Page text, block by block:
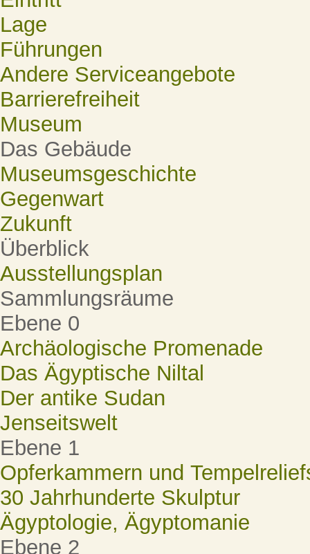
Lage
Führungen
Andere Serviceangebote
Barrierefreiheit
Museum
Das Gebäude
Museumsgeschichte
Gegenwart
Zukunft
Überblick
Ausstellungsplan
Sammlungsräume
Ebene 0
Archäologische Promenade
Das Ägyptische Niltal
Der antike Sudan
Jenseitswelt
Ebene 1
Opferkammern und
30 Jahrhunderte Skulptur
Ägyptologie, Ägyptomanie
Ebene 2